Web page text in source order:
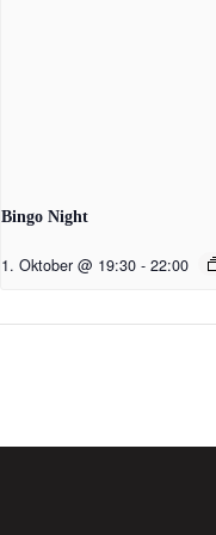
Bingo Night
1. Oktober @ 19:30 - 22:00